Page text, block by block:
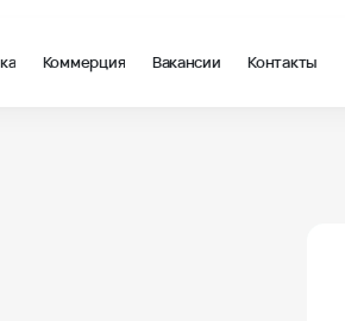
Коммерция Вакансии Контакты